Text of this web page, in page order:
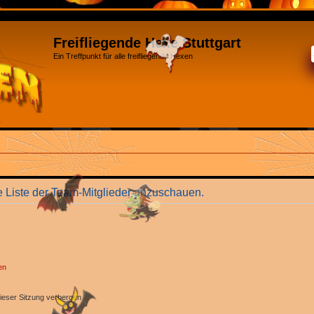
Freifliegende Hexe Stuttgart
Ein Treffpunkt für alle freifliegende Hexen
der Team-Mitglieder anzuschauen.
Sitzung verbergen